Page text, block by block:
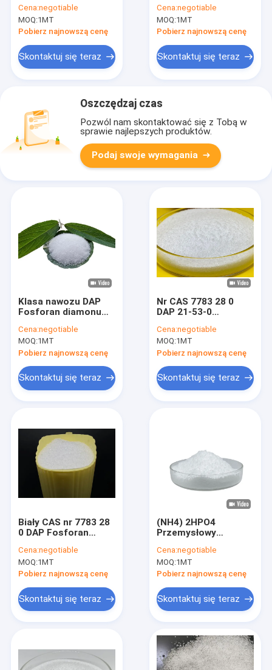
Produkty
przemysłu
spożywczego
Cena:negotiable
MOQ:1MT
Pobierz najnowszą cenę
Skontaktuj się teraz
diamonu do składnika
odżywczego drożdży
Cena:negotiable
MOQ:1MT
Pobierz najnowszą cenę
Skontaktuj się teraz
Oszczędzaj czas
Pozwól nam skontaktować się z Tobą w
sprawie najlepszych produktów.
Podaj swoje wymagania
Klasa nawozu DAP
Fosforan diamonu
Cena:negotiable
MOQ:1MT
Pobierz najnowszą cenę
Skontaktuj się teraz
Nr CAS 7783 28 0
DAP 21-53-0
Cena:negotiable
MOQ:1MT
Pobierz najnowszą cenę
Skontaktuj się teraz
Biały CAS nr 7783 28
0 DAP Fosforan
litowej
Cena:negotiable
MOQ:1MT
Pobierz najnowszą cenę
Skontaktuj się teraz
(NH4) 2HPO4
Przemysłowy
DAP 21 -53-0
Kryształ
ognioodporny
Cena:negotiable
MOQ:1MT
Pobierz najnowszą cenę
Skontaktuj się teraz